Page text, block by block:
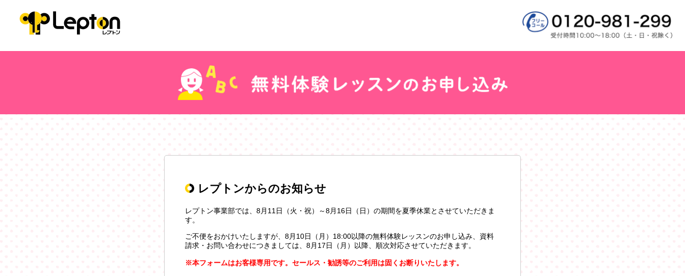
レプトンからのお知らせ
レプトン事業部では、8月11日（火・祝）～8月16日（日）の期間を夏季休業とさせていただきま
す。
ご不便をおかけいたしますが、8月10日（月）18:00以降の無料体験レッスンのお申し込み、資料
請求・お問い合わせにつきましては、8月17日（月）以降、順次対応させていただきます。
※本フォームはお客様専用です。セールス・勧誘等のご利用は固くお断りいたします。